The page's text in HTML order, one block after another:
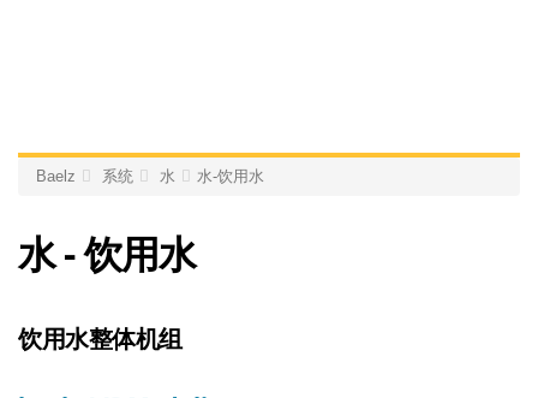
Baelz 系统 水 水-饮用水
水 - 饮用水
饮用水整体机组